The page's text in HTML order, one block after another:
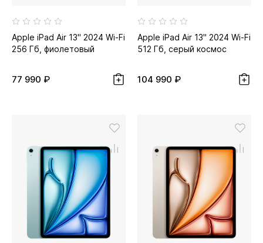
Apple iPad Air 13" 2024 Wi-Fi
256 Гб, фиолетовый
77 990 ₽
Apple iPad Air 13" 2024 Wi-Fi
512 Гб, серый космос
104 990 ₽